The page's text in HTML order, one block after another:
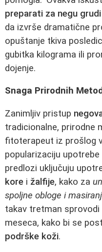
preparati za negu grudi
da izvrše dramatične
opuštanje tkiva
gubitka kilograma ili
dojenje.
Snaga Prirodnih
Zanimljiv pristup
tradicionalne, prirodne
fitoterapeut iz prošlog
popularizaciju
predlozi uključuju
kore i žalfije, kako za
spoljne obloge i
takav tretman sprovodi
meseca, kako bi se
podrške koži.